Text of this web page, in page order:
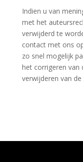
Indien u van
met het
verwijderd te
contact met ons
zo snel mogelijk
het corrigeren van
verwijderen van